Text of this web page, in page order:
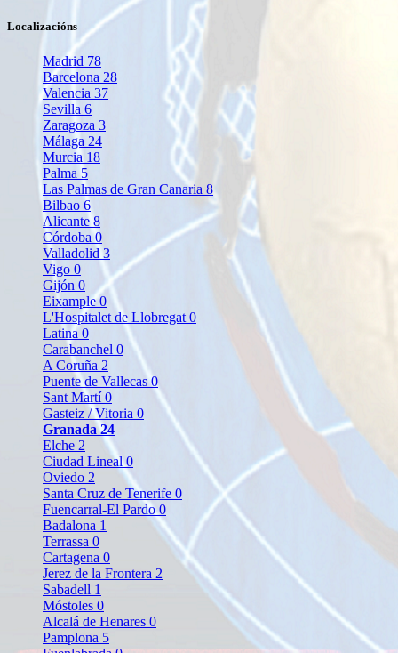
Localizacións
Madrid 78
Barcelona 28
Valencia 37
Sevilla 6
Zaragoza 3
Málaga 24
Murcia 18
Palma 5
Las Palmas de Gran Canaria 8
Bilbao 6
Alicante 8
Córdoba 0
Valladolid 3
Vigo 0
Gijón 0
Eixample0
L'Hospitalet de Llobregat 0
Latina 0
Carabanchel 0
A Coruña 2
Puente de Vallecas0
Sant Martí0
Gasteiz / Vitoria 0
Granada24
Elche 2
Ciudad Lineal0
Oviedo 2
Santa Cruz de Tenerife 0
Fuencarral-El Pardo0
Badalona 1
Terrassa 0
Cartagena 0
Jerez de la Frontera 2
Sabadell 1
Móstoles 0
Alcalá de Henares 0
Pamplona 5